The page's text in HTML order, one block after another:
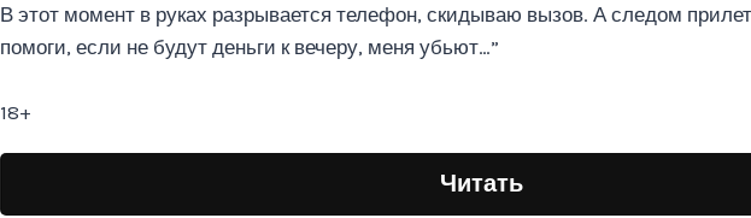
В этот момент в руках разрывается телефон, скидываю вызов. А следом
помоги, если не будут деньги к вечеру, меня убьют…”
18+
Читать